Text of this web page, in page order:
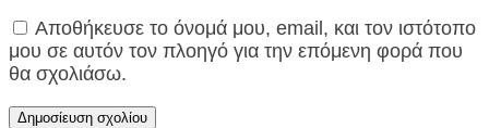
Αποθήκευσε το όνομά μου, email, και τον ιστότοπο
μου σε αυτόν τον πλοηγό για την επόμενη φορά που
θα σχολιάσω.